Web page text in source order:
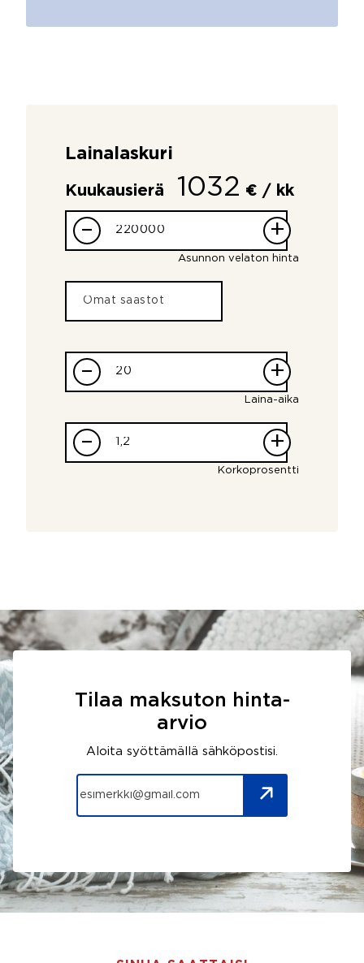
Lainalaskuri
Kuukausierä 1032 € / kk
– +
Asunnon velaton hinta
– +
Laina-aika
– +
Korkoprosentti
Tilaa maksuton hinta-
arvio
Aloita syöttämällä sähköpostisi.